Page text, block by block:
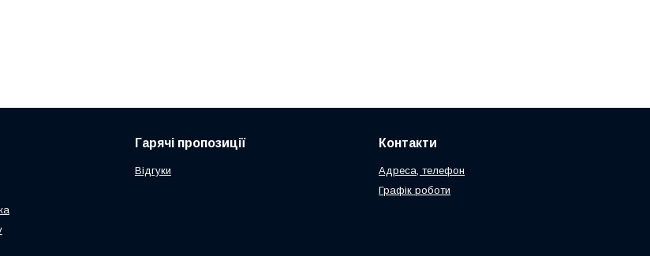
Гарячі пропозиції
Відгуки
Контакти
Адреса, телефон
Графік роботи